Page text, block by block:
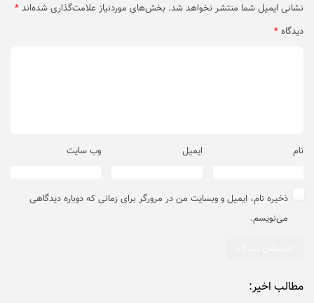
نشانی ایمیل شما منتشر نخواهد شد. بخش‌های موردنیاز علامت‌گذاری شده‌اند *
دیدگاه *
نام ایمیل وب‌ سایت
ذخیره نام، ایمیل و وبسایت من در مرورگر برای زمانی که دوباره دیدگاهی
می‌نویسم.
مطالب اخیر: